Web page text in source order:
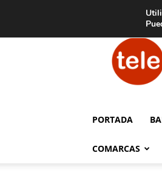
PORTADA
COMARCAS